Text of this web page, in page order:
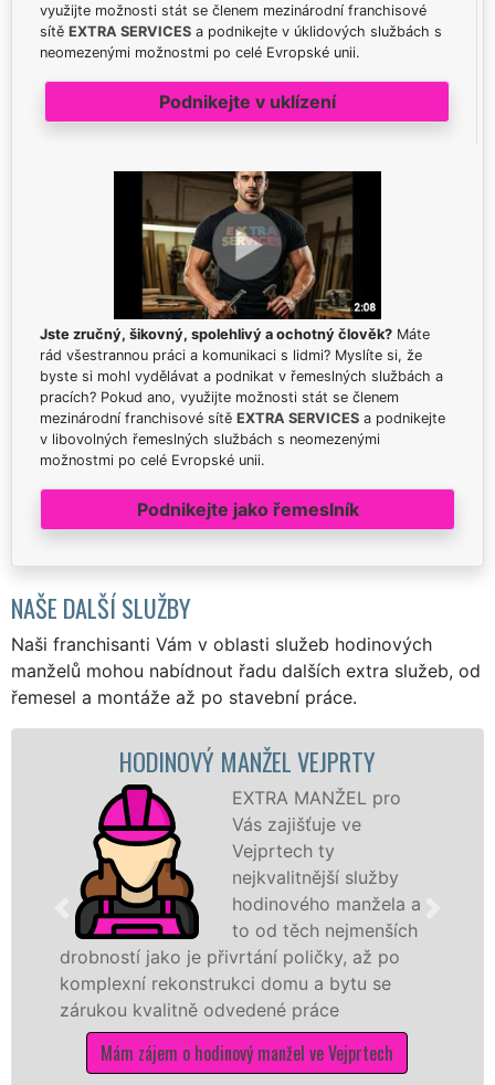
využijte možnosti stát se členem mezinárodní franchisové
sítě EXTRA SERVICES a podnikejte v úklidových službách s
neomezenými možnostmi po celé Evropské unii.
Podnikejte v uklízení
Jste zručný, šikovný, spolehlivý a ochotný člověk? Máte
rád všestrannou práci a komunikaci s lidmi? Myslíte si, že
byste si mohl vydělávat a podnikat v řemeslných službách a
pracích? Pokud ano, využijte možnosti stát se členem
mezinárodní franchisové sítě EXTRA SERVICES a podnikejte
v libovolných řemeslných službách s neomezenými
možnostmi po celé Evropské unii.
Podnikejte jako řemeslník
NAŠE DALŠÍ SLUŽBY
Naši franchisanti Vám v oblasti služeb hodinových
manželů mohou nabídnout řadu dalších extra služeb, od
řemesel a montáže až po stavební práce.
HODINOVÝ MANŽEL VEJPRTY
EXTRA MANŽEL pro
Vás zajišťuje ve
Vejprtech ty
nejkvalitnější služby
hodinového manžela a
to od těch nejmenších
drobností jako je přivrtání poličky, až po
komplexní rekonstrukci domu a bytu se
zárukou kvalitně odvedené práce
Mám zájem o hodinový manžel ve Vejprtech